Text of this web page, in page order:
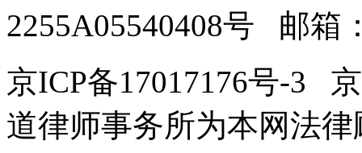
2255A05540408号 邮箱
京ICP备17017176号-3
道律师事务所为本网法